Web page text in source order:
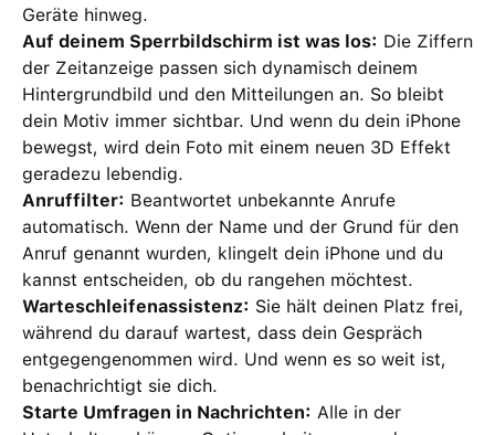
Geräte hinweg.
Auf deinem Sperrbildschirm ist was los: Die Ziffern
der Zeitanzeige passen sich dynamisch deinem
Hintergrundbild und den Mitteilungen an. So bleibt
dein Motiv immer sichtbar. Und wenn du dein iPhone
bewegst, wird dein Foto mit einem neuen 3D Effekt
geradezu lebendig.
Anruffilter: Beantwortet unbekannte Anrufe
automatisch. Wenn der Name und der Grund für den
Anruf genannt wurden, klingelt dein iPhone und du
kannst entscheiden, ob du rangehen möchtest.
Warteschleifenassistenz: Sie hält deinen Platz frei,
während du darauf wartest, dass dein Gespräch
entgegengenommen wird. Und wenn es so weit ist,
benachrichtigt sie dich.
Starte Umfragen in Nachrichten: Alle in der